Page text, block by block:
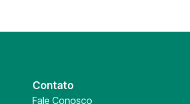
Contato
Fale Conosco